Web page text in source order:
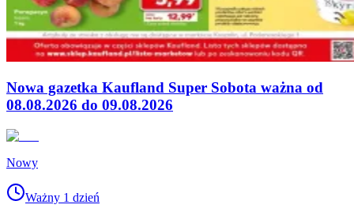
Nowa gazetka Kaufland Super Sobota ważna od
08.08.2026 do 09.08.2026
Nowy
Ważny 1 dzień